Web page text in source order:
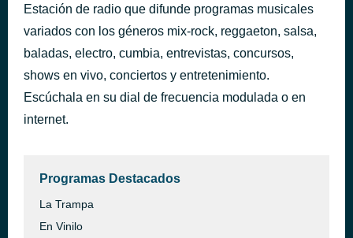
More, More, More
Tanaka
Como Te Hago Entender
Roberto Roena
hace 41 minutos
Estación de radio que difunde programas musicales
variados con los géneros mix-rock, reggaeton, salsa,
baladas, electro, cumbia, entrevistas, concursos,
shows en vivo, conciertos y entretenimiento.
Escúchala en su dial de frecuencia modulada o en
internet.
Programas Destacados
La Trampa
En Vinilo